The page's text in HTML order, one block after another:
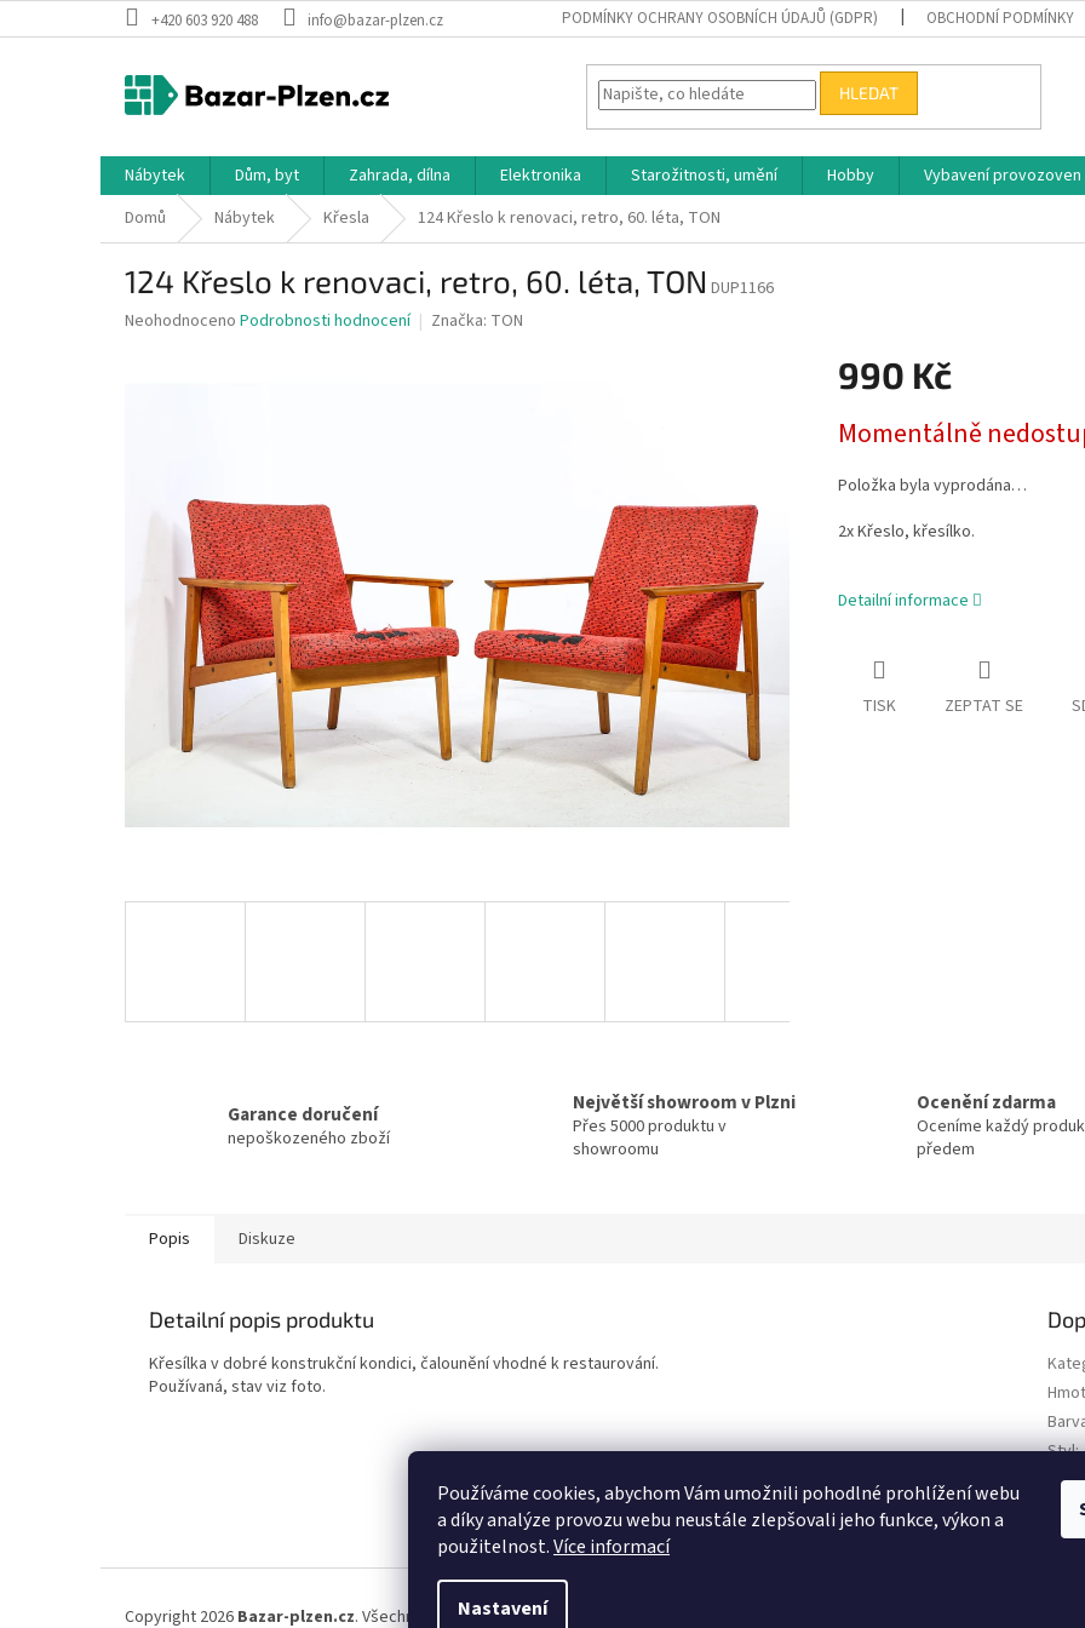
Používáme cookies, abychom Vám umožnili pohodlné prohlížení webu
a díky analýze provozu webu neustále zlepšovali jeho funkce, výkon a
použitelnost.Více informací
Nastavení
na
+420 603 920 488 info@bazar-plzen.cz PODMÍNKY OCHRANY OSOBNÍCH ÚDAJŮ (GDPR) OBCHODNÍ PODMÍNKY
HLEDAT
Nábytek Dům, byt Zahrada, dílna Elektronika Starožitnosti, umění Hobby Vybavení provozoven
Domů
Nábytek Křesla 124 Křeslo k renovaci, retro, 60. léta, TON
124 Křeslo k renovaci, retro, 60. léta, TON DUP1166
Průměrné
Neohodnoceno Podrobnosti hodnocení Značka: TON
990 Kč
cena:
Momentálně
Položka byla vyprodána…
2x Křeslo, křesílko.
Detailní informace
TISK ZEPTAT SE
Garance doručení
nepoškozeného zboží
Největší showroom v Plzni
Přes 5000 produktu v
showroomu
Ocenění zdarma
Oceníme každý
předem
Popis Diskuze
Detailní popis produktu
Křesílka v dobré konstrukční kondici, čalounění vhodné k restaurování.
Používaná, stav viz foto.
Styl:
Copyright 2026 Bazar-plzen.cz. Všechna práva vyhrazena.